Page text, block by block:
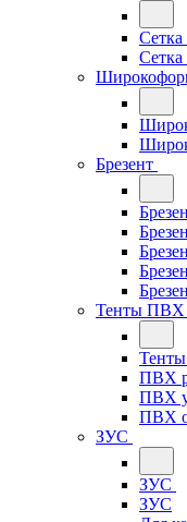
Сетка
Сетка
Брезент
Тенты ПВХ
ПВХ
ПВХ
ПВХ
ЗУС
ЗУС
ЗУС